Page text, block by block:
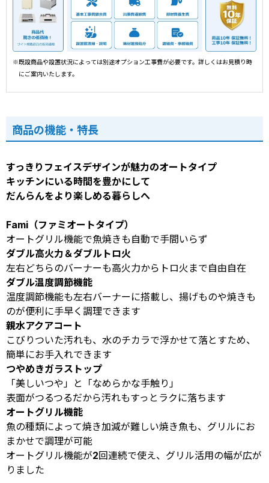
※既設商品や設置状況によっては別途オプション工事費が必要です。詳しくはお見積り時
にご案内いたします。
商品の機能・特長
すっきりフェイスデザインが魅力のオートタイプ
キッチンにいる時間を豊かにして
だんらんをより楽しめる暮らしへ
Fami（ファミオートタイプ）
オートグリル機能で魚焼きも自動で手間いらず
ダブル高火力＆ダブルトロ火
左右どちらのバーナーも高火力からトロ火まで自由自在
ダブル温度調節機能
温度調節機能も左右バーナーに搭載し、揚げものや焼きも
のが便利に手早く調理できます
親水アクアコート
こびりついた汚れも、水のチカラで浮かせて落とすため、
簡単にお手入れできます
つやめきガラストップ
「美しいつや」と「なめらかな手触り」
表面がつるつるだから汚れもすっとラクに落ちます
オートグリル機能
魚の種類によって焼き加減が難しい焼き魚も、グリルにお
まかせで調理が可能
オートグリル機能が2回連続で使え、グリル活用の幅が広が
りました